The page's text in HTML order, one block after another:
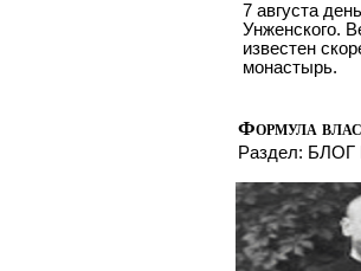
7 августа
Унженского.
известен
монастырь.
Формула
Раздел: